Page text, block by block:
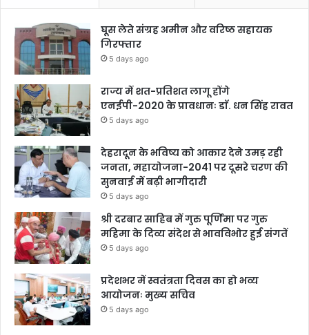
घूस लेते संग्रह अमीन और वरिष्ठ सहायक
गिरफ्तार
5 days ago
राज्य में शत-प्रतिशत लागू होंगे
एनईपी-2020 के प्रावधानः डाॅ. धन सिंह रावत
5 days ago
देहरादून के भविष्य को आकार देने उमड़ रही
जनता, महायोजना-2041 पर दूसरे चरण की
सुनवाई में बढ़ी भागीदारी
5 days ago
श्री दरबार साहिब में गुरु पूर्णिमा पर गुरु
महिमा के दिव्य संदेश से भावविभोर हुई संगतें
5 days ago
प्रदेशभर में स्वतंत्रता दिवस का हो भव्य
आयोजनः मुख्य सचिव
5 days ago